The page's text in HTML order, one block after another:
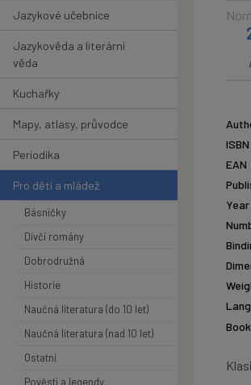
Jazykové učebnice
Jazykověda a literární
věda
Kuchařky
Mapy, atlasy, průvodce
Periodika
Pro děti a mládež
Básničky
Dívčí romány
Dobrodružná
Historie
Naučná literatura (do 10 let)
Naučná literatura (nad 10 let)
Ostatní
Pověsti a legendy
ISBN
EAN